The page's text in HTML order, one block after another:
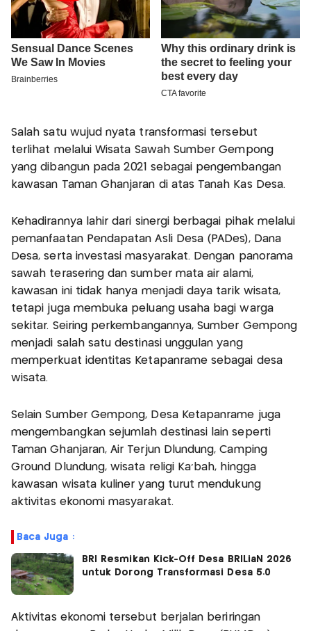
Salah satu wujud nyata transformasi tersebut
terlihat melalui Wisata Sawah Sumber Gempong
yang dibangun pada 2021 sebagai pengembangan
kawasan Taman Ghanjaran di atas Tanah Kas Desa.
Kehadirannya lahir dari sinergi berbagai pihak melalui
pemanfaatan Pendapatan Asli Desa (PADes), Dana
Desa, serta investasi masyarakat. Dengan panorama
sawah terasering dan sumber mata air alami,
kawasan ini tidak hanya menjadi daya tarik wisata,
tetapi juga membuka peluang usaha bagi warga
sekitar. Seiring perkembangannya, Sumber Gempong
menjadi salah satu destinasi unggulan yang
memperkuat identitas Ketapanrame sebagai desa
wisata.
Selain Sumber Gempong, Desa Ketapanrame juga
mengembangkan sejumlah destinasi lain seperti
Taman Ghanjaran, Air Terjun Dlundung, Camping
Ground Dlundung, wisata religi Ka’bah, hingga
kawasan wisata kuliner yang turut mendukung
aktivitas ekonomi masyarakat.
Baca Juga :
BRI Resmikan Kick-Off Desa BRILiaN 2026
untuk Dorong Transformasi Desa 5.0
Aktivitas ekonomi tersebut berjalan beriringan